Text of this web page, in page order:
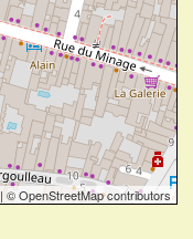
| © OpenStreetMap contributors